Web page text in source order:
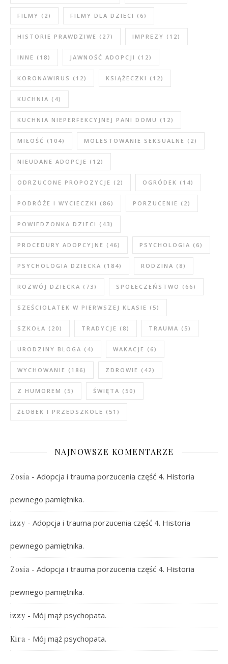
FILMY (2) FILMY DLA DZIECI (6)
HISTORIE PRAWDZIWE (27) IMPREZY (12)
INNE (18) JAWNOŚĆ ADOPCJI (12)
KORONAWIRUS (12) KSIĄŻECZKI (12)
KUCHNIA (4)
KUCHNIA NIEPERFEKCYJNEJ PANI DOMU (12)
MIŁOŚĆ (104) MOLESTOWANIE SEKSUALNE (2)
NIEUDANE ADOPCJE (12)
ODRZUCONE PROPOZYCJE (2) OGRÓDEK (14)
PODRÓŻE I WYCIECZKI (86) PORZUCENIE (2)
POWIEDZONKA DZIECI (43)
PROCEDURY ADOPCYJNE (46) PSYCHOLOGIA (6)
PSYCHOLOGIA DZIECKA (184) RODZINA (8)
ROZWÓJ DZIECKA (73) SPOŁECZEŃSTWO (66)
SZEŚCIOLATEK W PIERWSZEJ KLASIE (5)
SZKOŁA (20) TRADYCJE (8) TRAUMA (5)
URODZINY BLOGA (4) WAKACJE (6)
WYCHOWANIE (186) ZDROWIE (42)
Z HUMOREM (5) ŚWIĘTA (50)
ŻŁOBEK I PRZEDSZKOLE (51)
NAJNOWSZE KOMENTARZE
Zosia - Adopcja i trauma porzucenia część 4. Historia
pewnego pamiętnika.
izzy - Adopcja i trauma porzucenia część 4. Historia
pewnego pamiętnika.
Zosia - Adopcja i trauma porzucenia część 4. Historia
pewnego pamiętnika.
izzy - Mój mąż psychopata.
Kira - Mój mąż psychopata.